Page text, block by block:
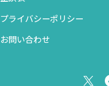
プライバシーポリシー
お問い合わせ